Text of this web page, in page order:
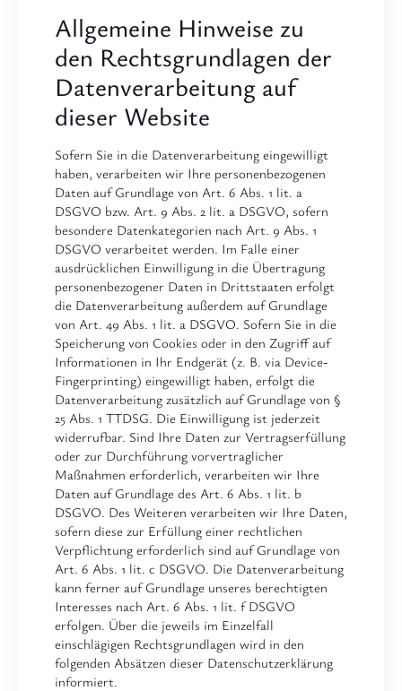
Allgemeine Hinweise zu
den Rechtsgrundlagen der
Datenverarbeitung auf
dieser Website
Sofern Sie in die Datenverarbeitung eingewilligt
haben, verarbeiten wir Ihre personenbezogenen
Daten auf Grundlage von Art. 6 Abs. 1 lit. a
DSGVO bzw. Art. 9 Abs. 2 lit. a DSGVO, sofern
besondere Datenkategorien nach Art. 9 Abs. 1
DSGVO verarbeitet werden. Im Falle einer
ausdrücklichen Einwilligung in die Übertragung
personenbezogener Daten in Drittstaaten erfolgt
die Datenverarbeitung außerdem auf Grundlage
von Art. 49 Abs. 1 lit. a DSGVO. Sofern Sie in die
Speicherung von Cookies oder in den Zugriff auf
Informationen in Ihr Endgerät (z. B. via Device-
Fingerprinting) eingewilligt haben, erfolgt die
Datenverarbeitung zusätzlich auf Grundlage von §
25 Abs. 1 TTDSG. Die Einwilligung ist jederzeit
widerrufbar. Sind Ihre Daten zur Vertragserfüllung
oder zur Durchführung vorvertraglicher
Maßnahmen erforderlich, verarbeiten wir Ihre
Daten auf Grundlage des Art. 6 Abs. 1 lit. b
DSGVO. Des Weiteren verarbeiten wir Ihre Daten,
sofern diese zur Erfüllung einer rechtlichen
Verpflichtung erforderlich sind auf Grundlage von
Art. 6 Abs. 1 lit. c DSGVO. Die Datenverarbeitung
kann ferner auf Grundlage unseres berechtigten
Interesses nach Art. 6 Abs. 1 lit. f DSGVO
erfolgen. Über die jeweils im Einzelfall
einschlägigen Rechtsgrundlagen wird in den
folgenden Absätzen dieser Datenschutzerklärung
informiert.